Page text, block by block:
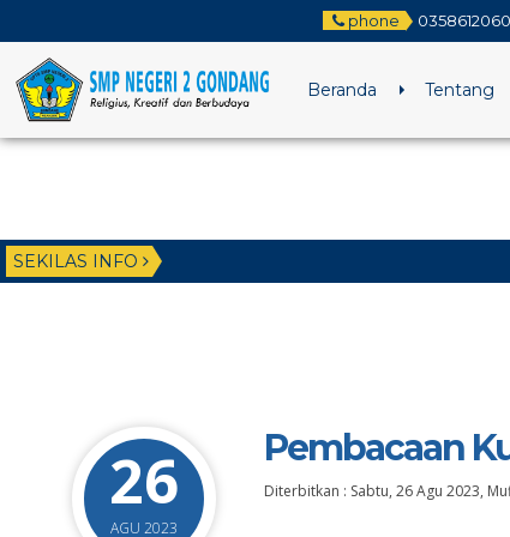
phone 0358612060
Beranda Tentang
SEKILAS INFO
26
AGU 2023
Pembacaan
Diterbitkan : Sabtu, 26 Agu 2023,